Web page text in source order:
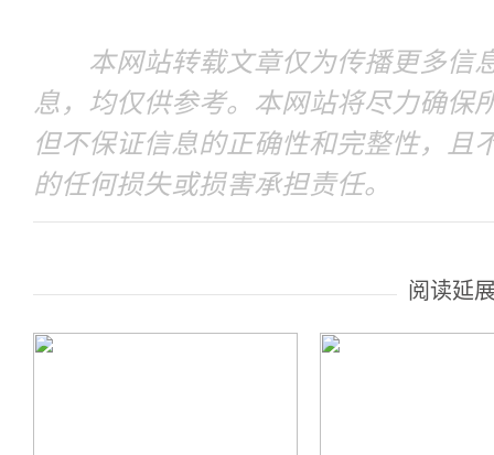
本网站转载文章仅为传播更多信
息，均仅供参考。本网站将尽力确保
但不保证信息的正确性和完整性，且
的任何损失或损害承担责任。
阅读延